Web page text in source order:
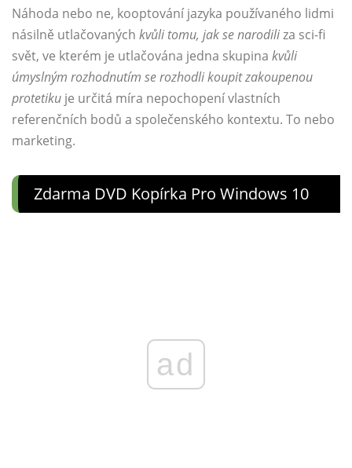
Náhoda nebo ne, kooptování jazyka používaného lidmi
násilně utlačovaných kvůli tomu, jak se narodiliza sci-fi
svět, ve kterém je utlačována jedna skupina kvůli
úmyslným rozhodnutím se rozhodli koupit zakoupenou
protetiku je určitá míra nepochopení vlastních
referenčních bodů a společenského kontextu. To nebo
marketing.
Zdarma DVD Kopírka Pro Windows 10
ad